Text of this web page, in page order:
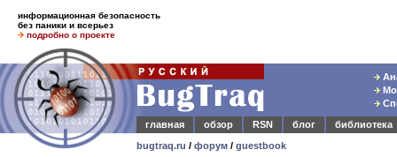
информационная безопасность
без паники и всерьез
подробно о проекте
главная
обзор RSN блог
библиотека
bugtraq.ru / форум / guestbook